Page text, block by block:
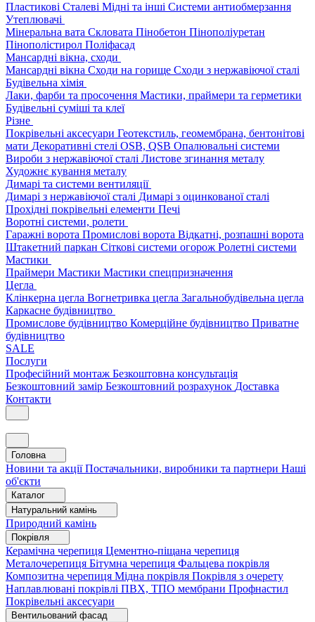
Пластикові Сталеві Мідні та інші Системи антиобмерзання
Утеплювачі
Мінеральна вата Скловата Пінобетон Пінополіуретан
Пінополістирол Поліфасад
Мансардні вікна, сходи
Мансардні вікна Сходи на горище Сходи з нержавіючої сталі
Будівельна хімія
Лаки, фарби та просочення Мастики, праймери та герметики
Будівельні суміші та клеї
Різне
Покрівельні аксесуари Геотекстиль, геомембрана, бентонітові
мати Декоративні стелі OSB, QSB Опалювальні системи
Вироби з нержавіючої сталі Листове згинання металу
Художнє кування металу
Димарі та системи вентиляції
Димарі з нержавіючої сталі Димарі з оцинкованої сталі
Прохідні покрівельні елементи Печі
Воротні системи, ролети
Гаражні ворота Промислові ворота Відкатні, розпашні ворота
Штакетний паркан Сіткові системи огорож Ролетні системи
Мастики
Праймери Мастики Мастики спецпризначення
Цегла
Клінкерна цегла Вогнетривка цегла Загальнобудівельна цегла
Каркасне будівництво
Промислове будівництво Комерційне будівництво Приватне
будівництво
SALE
Послуги
Професійний монтаж Безкоштовна консультація
Безкоштовний замір Безкоштовний розрахунок Доставка
Контакти
Головна
Новини та акціїПостачальники, виробники та партнери Наші
об'єкти
Каталог
Натуральний камінь
Природний камінь
Покрівля
Керамічна черепиця Цементно-піщана черепиця
Металочерепиця Бітумна черепиця Фальцева покрівля
Композитна черепиця Мідна покрівля Покрівля з очерету
Наплавлювані покрівлі ПВХ, ТПО мембрани Профнастил
Покрівельні аксесуари
Вентильований фасад